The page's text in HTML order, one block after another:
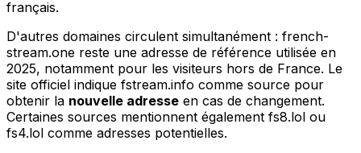
français.
D'autres domaines circulent simultanément : french-
stream.one reste une adresse de référence utilisée en
2025, notamment pour les visiteurs hors de France. Le
site officiel indique fstream.info comme source pour
obtenir la nouvelle adresse en cas de changement.
Certaines sources mentionnent également fs8.lol ou
fs4.lol comme adresses potentielles.